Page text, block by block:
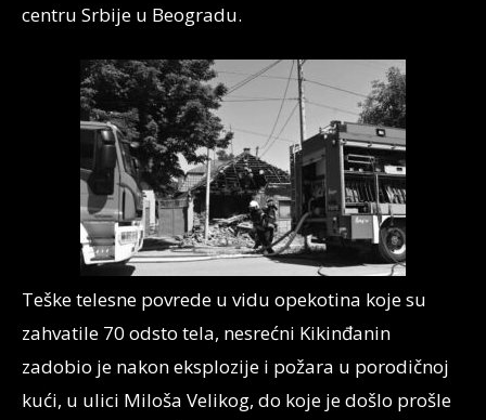
centru Srbije u Beogradu.
Teške telesne povrede u vidu opekotina koje su
zahvatile 70 odsto tela, nesrećni Kikinđanin
zadobio je nakon eksplozije i požara u porodičnoj
kući, u ulici Miloša Velikog, do koje je došlo prošle